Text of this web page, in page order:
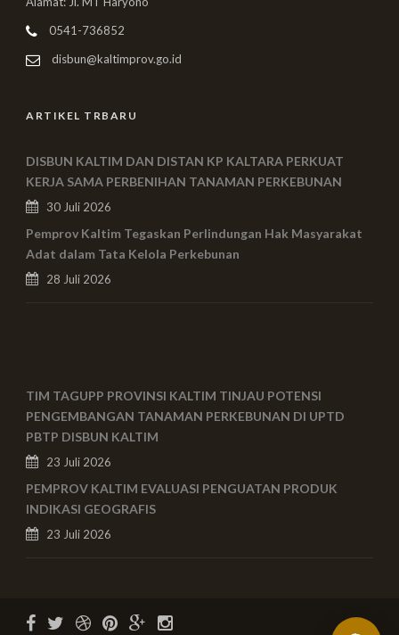
0541-736852
disbun@kaltimprov.go.id
ARTIKEL TRBARU
DISBUN KALTIM DAN DISTAN KP KALTARA PERKUAT
KERJA SAMA PERBENIHAN TANAMAN PERKEBUNAN
30 Juli 2026
Pemprov Kaltim Tegaskan Perlindungan Hak Masyarakat
Adat dalam Tata Kelola Perkebunan
28 Juli 2026
TIM TAGUPP PROVINSI KALTIM TINJAU POTENSI
PENGEMBANGAN TANAMAN PERKEBUNAN DI UPTD
PBTP DISBUN KALTIM
23 Juli 2026
PEMPROV KALTIM EVALUASI PENGUATAN PRODUK
INDIKASI GEOGRAFIS
23 Juli 2026